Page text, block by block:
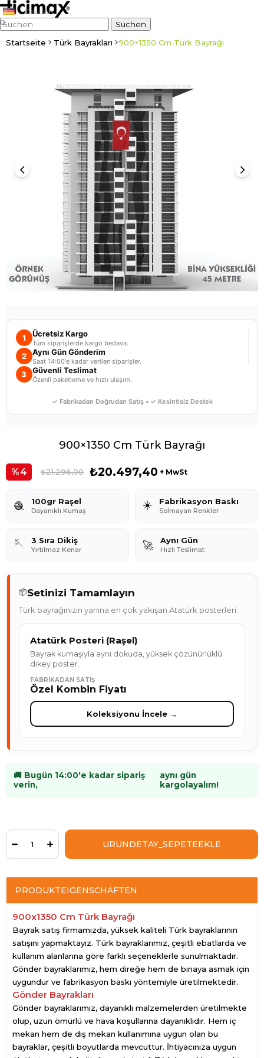
Deutsch
0
Startseite Türk Bayrakları 900×1350 Cm Türk Bayrağı
1 Ücretsiz Kargo
Tüm siparişlerde kargo bedava.
2 Aynı Gün Gönderim
Saat 14:00'e kadar verilen siparişler.
3 Güvenli Teslimat
Özenli paketleme ve hızlı ulaşım.
✓ Fabrikadan Doğrudan Satış • ✓ Kesintisiz Destek
900×1350 Cm Türk Bayrağı
4 ₺21.296,00 ₺20.497,40 + MwSt
🧶 100gr Raşel
Dayanıklı Kumaş
☀️ Fabrikasyon Baskı
Solmayan Renkler
🪡 3 Sıra Dikiş
Yırtılmaz Kenar 🚀 Aynı Gün
Hızlı Teslimat
📦Setinizi Tamamlayın
Türk bayrağınızın yanına en çok yakışan Atatürk posterleri.
Atatürk Posteri (Raşel)
Bayrak kumaşıyla aynı dokuda, yüksek çözünürlüklü
dikey poster.
FABRIKADAN SATIŞ
Özel Kombin Fiyatı
Koleksiyonu İncele →
🚚 Bugün 14:00'e kadar sipariş
verin,
aynı gün
kargolayalım!
PRODUKTEIGENSCHAFTEN
900x1350 Cm Türk Bayrağı
Bayrak satış firmamızda, yüksek kaliteli Türk bayraklarının
satışını yapmaktayız. Türk bayraklarımız, çeşitli ebatlarda ve
kullanım alanlarına göre farklı seçeneklerle sunulmaktadır.
Gönder bayraklarımız, hem direğe hem de binaya asmak için
uygundur ve fabrikasyon baskı yöntemiyle üretilmektedir.
Gönder Bayrakları
Gönder bayraklarımız, dayanıklı malzemelerden üretilmekte
olup, uzun ömürlü ve hava koşullarına dayanıklıdır. Hem iç
mekan hem de dış mekan kullanımına uygun olan bu
bayraklar, çeşitli boyutlarda mevcuttur. İhtiyacınıza uygun